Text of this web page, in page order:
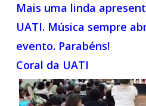
Mais uma linda
UATI. Música sempre
evento. Parabéns!
Coral da UATI